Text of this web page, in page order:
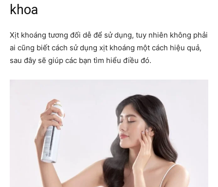
khoa
Xịt khoáng tương đối dễ để sử dụng, tuy nhiên không phải
ai cũng biết cách sử dụng xịt khoáng một cách hiệu quả,
sau đây sẽ giúp các bạn tìm hiểu điều đó.